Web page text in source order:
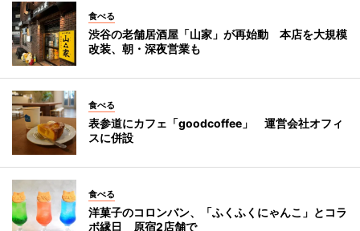
食べる
渋谷の老舗居酒屋「山家」が再始動 本店を大規模
改装、朝・深夜営業も
食べる
表参道にカフェ「goodcoffee」 運営会社オフィ
スに併設
食べる
洋菓子のコロンバン、「ふくふくにゃんこ」とコラ
ボ縁日 原宿2店舗で